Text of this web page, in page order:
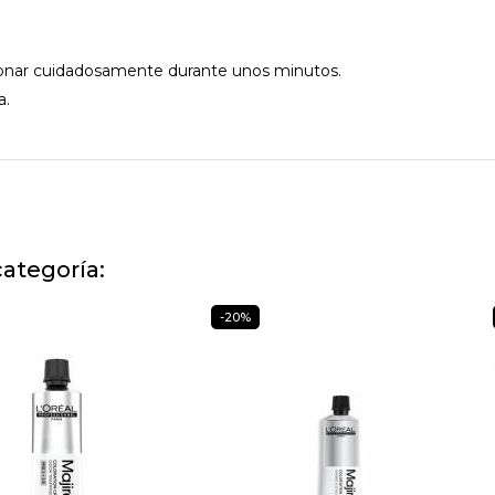
cuidadosamente durante unos minutos.
-20%